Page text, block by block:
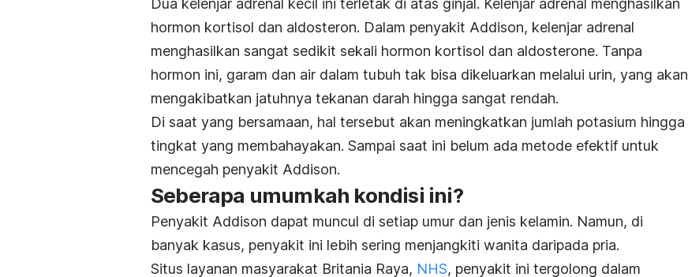
Dua kelenjar adrenal kecil ini terletak di atas ginjal. Kelenjar adrenal menghasilkan
hormon kortisol dan aldosteron. Dalam penyakit Addison, kelenjar adrenal
menghasilkan sangat sedikit sekali hormon kortisol dan aldosterone. Tanpa
hormon ini, garam dan air dalam tubuh tak bisa dikeluarkan melalui urin, yang akan
mengakibatkan jatuhnya tekanan darah hingga sangat rendah.
Di saat yang bersamaan, hal tersebut akan meningkatkan jumlah potasium hingga
tingkat yang membahayakan. Sampai saat ini belum ada metode efektif untuk
mencegah penyakit Addison.
Seberapa umumkah kondisi ini?
Penyakit Addison dapat muncul di setiap umur dan jenis kelamin. Namun, di
banyak kasus, penyakit ini lebih sering menjangkiti wanita daripada pria.
Situs layanan masyarakat Britania Raya, NHS, penyakit ini tergolong dalam